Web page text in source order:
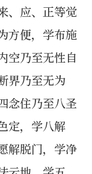
、应、正等觉
方便，学布施
空乃至无性自
界乃至无为
念住乃至八圣
定，学八解
解脱门，学净